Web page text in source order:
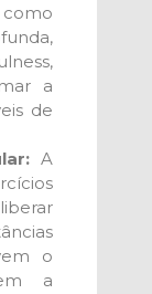
a
de
A
o
a